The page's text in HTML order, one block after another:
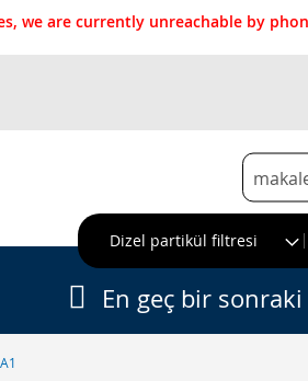
we are currently unreachable by
Search
Dizel partikül filtresi
A1
En geç bir